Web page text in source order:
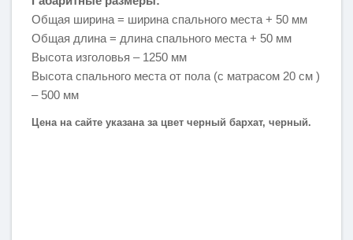
Общая ширина = ширина спального места + 50 мм
Общая длина = длина спального места + 50 мм
Высота изголовья – 1250 мм
Высота спального места от пола (с матрасом 20 см )
– 500 мм
Цена на сайте указана за цвет черный бархат, черный.